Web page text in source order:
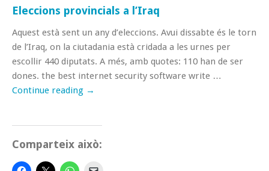
Eleccions provincials a l’Iraq
Aquest està sent un any d’eleccions. Avui dissabte és le torn
de l’Iraq, on la ciutadania està cridada a les urnes per
escollir 440 diputats. A més, amb quotes: 110 han de ser
dones. the best internet security software write …
Continue reading →
Comparteix això: